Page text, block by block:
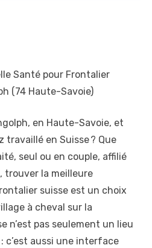
Santé pour Frontalier
(74 Haute-Savoie)
en Haute-Savoie, et
travaillé en Suisse ? Que
seul ou en couple, affilié
trouver la meilleure
suisse est un choix
à cheval sur la
n’est pas seulement un lieu
c’est aussi une interface